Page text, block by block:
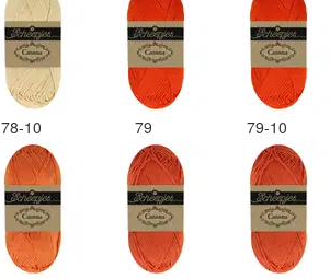
78-10 79 79-10